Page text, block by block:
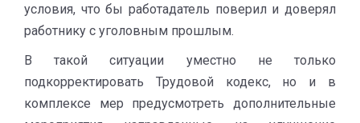
условия, что бы работадатель поверил и доверял
работнику с уголовным прошлым.
В такой ситуации уместно не только
подкорректировать Трудовой кодекс, но и в
комплексе мер предусмотреть дополнительные